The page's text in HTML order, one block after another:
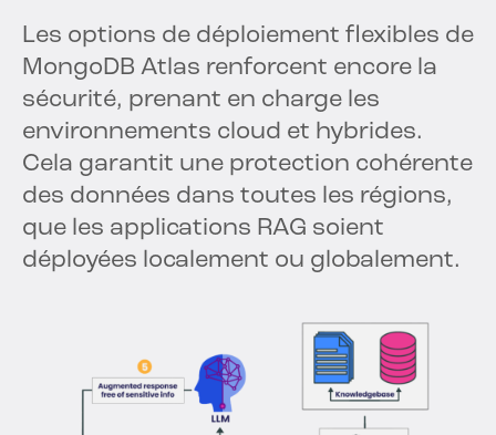
Les options de déploiement flexibles de
MongoDB Atlas renforcent encore la
sécurité, prenant en charge les
environnements cloud et hybrides.
Cela garantit une protection cohérente
des données dans toutes les régions,
que les applications RAG soient
déployées localement ou globalement.